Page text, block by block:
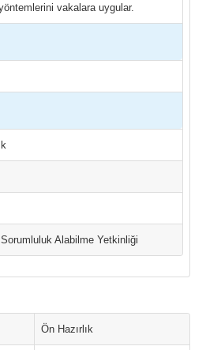
vakalara uygular.
Alabilme Yetkinliği
Ön Hazırlık